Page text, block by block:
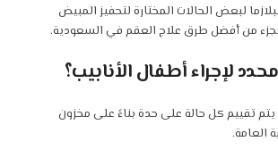
لبعض الحالات المختارة لتحفيز المبيض
من أفضل طرق علاج العقم في السعودية.
لإجراء أطفال الأنابيب؟
يتم تقييم كل حالة على حدة بناءً على مخزون
العامة.